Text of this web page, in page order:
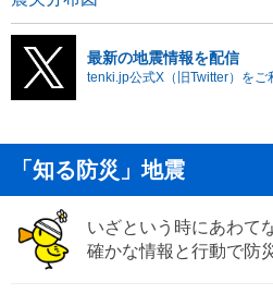
最新の地震情報を配信
tenki.jp公式X（旧Twitter）をご
「知る防災」地震
いざという時にあわて
確かな情報と行動で防